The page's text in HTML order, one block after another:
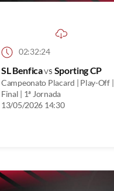
02:32:24
SL Benficavs Sporting CP
Campeonato Placard | Play-Off |
Final | 1ª Jornada
13/05/2026 14:30